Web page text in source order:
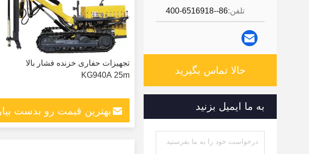
تلفن:86--400-6516918
حالا تماس بگیرید
به ما ایمیل بزنید
تجهیزات حفاری خزنده فشار بالا
KG940A 25m
بهترین قیمت رو بدست بیار